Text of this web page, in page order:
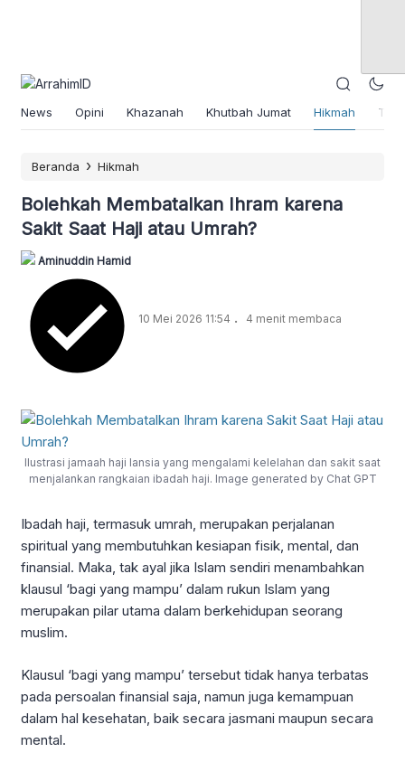
News Opini Khazanah Khutbah Jumat Hikmah
Beranda › Hikmah
Bolehkah Membatalkan Ihram karena
Sakit Saat Haji atau Umrah?
Aminuddin Hamid
10 Mei 2026 11:54 . 4 menit membaca
Ilustrasi jamaah haji lansia yang mengalami kelelahan dan sakit saat
menjalankan rangkaian ibadah haji. Image generated by Chat GPT
Ibadah haji, termasuk umrah, merupakan perjalanan
spiritual yang membutuhkan kesiapan fisik, mental, dan
finansial. Maka, tak ayal jika Islam sendiri menambahkan
klausul ‘bagi yang mampu’ dalam rukun Islam yang
merupakan pilar utama dalam berkehidupan seorang
muslim.
Klausul ‘bagi yang mampu’ tersebut tidak hanya terbatas
pada persoalan finansial saja, namun juga kemampuan
dalam hal kesehatan, baik secara jasmani maupun secara
mental.